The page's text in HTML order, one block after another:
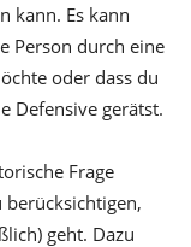
kann. Es kann
Person durch eine
oder dass du
Defensive gerätst.
Frage
geht. Dazu